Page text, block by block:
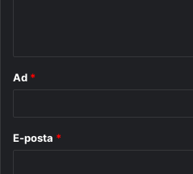
Ad *
E-posta *